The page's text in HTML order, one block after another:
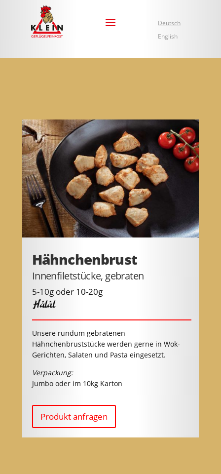
Deutsch
English
Hähnchenbrust
Innenfiletstücke, gebraten
5-10g oder 10-20g
Halal
Unsere rundum gebratenen
Hähnchenbruststücke werden gerne in Wok-
Gerichten, Salaten und Pasta eingesetzt.
Verpackung:
Jumbo oder im 10kg Karton
Produkt anfragen